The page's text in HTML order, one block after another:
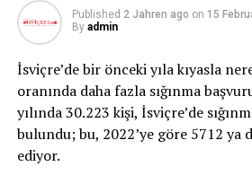
Published 2 Jahren ago on 15
By admin
İsviçre’de bir önceki yıla kıyasla
oranında daha fazla sığınma
yılında 30.223 kişi, İsviçre’de
bulundu; bu, 2022’ye göre 5712 ya
ediyor.